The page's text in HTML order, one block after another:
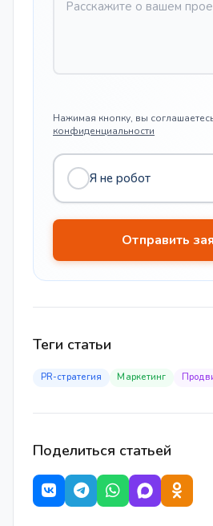
Нажимая кнопку, вы
конфиденциальности
Я не робот
Теги статьи
PR-стратегия Маркетинг
Поделиться статьей